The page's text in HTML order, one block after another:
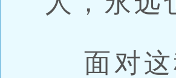
面对这